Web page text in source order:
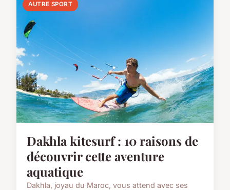
AUTRE SPORT
Dakhla kitesurf : 10 raisons de
découvrir cette aventure
aquatique
Dakhla, joyau du Maroc, vous attend avec ses